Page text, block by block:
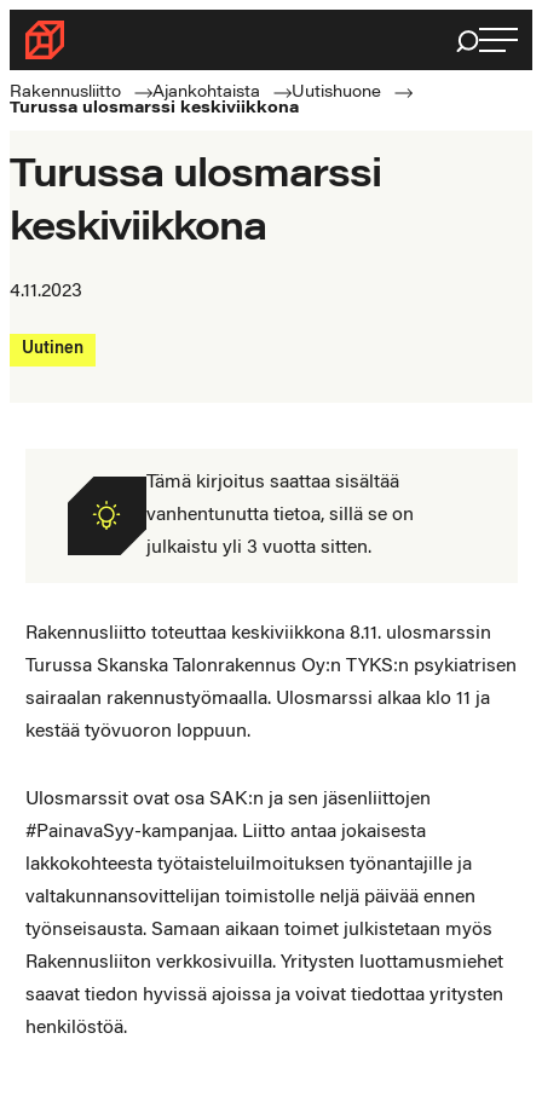
Siirry
suoraan
sisältöön
Rakennusliitto
Rakennusalan
ammattilaisten
Haku
Rakennusliitto Ajankohtaista
Uutishuone
Turussa ulosmarssi keskiviikkona
Turussa ulosmarssi
keskiviikkona
4.11.2023
Uutinen
Tämä kirjoitus saattaa sisältää
vanhentunutta tietoa, sillä se on
julkaistu yli 3 vuotta sitten.
Rakennusliitto toteuttaa keskiviikkona 8.11. ulosmarssin
Turussa Skanska Talonrakennus Oy:n TYKS:n psykiatrisen
sairaalan rakennustyömaalla. Ulosmarssi alkaa klo 11 ja
kestää työvuoron loppuun.
Ulosmarssit ovat osa SAK:n ja sen jäsenliittojen
#PainavaSyy-kampanjaa. Liitto antaa jokaisesta
lakkokohteesta työtaisteluilmoituksen työnantajille ja
valtakunnansovittelijan toimistolle neljä päivää ennen
työnseisausta. Samaan aikaan toimet julkistetaan myös
Rakennusliiton verkkosivuilla. Yritysten luottamusmiehet
saavat tiedon hyvissä ajoissa ja voivat tiedottaa yritysten
henkilöstöä.